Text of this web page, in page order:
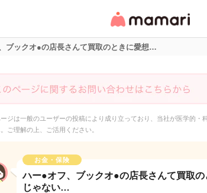
リ・情報サイト
ブックオ●の店長さんて買取のときに愛想…
ジは一般のユーザーの投稿により成り立っており、当社が医学的・
ご理解の上、ご活用ください。
お金・保険
ハー●オフ、ブックオ●の店長さんて買取
じゃない…